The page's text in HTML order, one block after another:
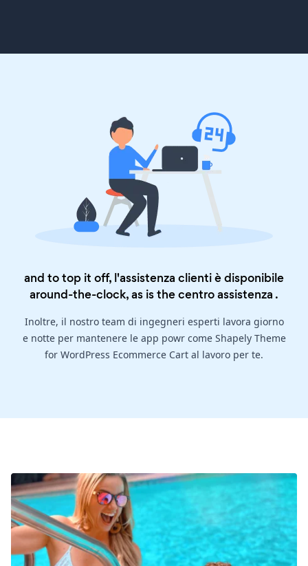
and to top it off, l'assistenza clienti è disponibile
around-the-clock, as is thecentro assistenza .
Inoltre, il nostro team di ingegneri esperti lavora giorno
e notte per mantenere le app powr come Shapely Theme
for WordPress Ecommerce Cart al lavoro per te.